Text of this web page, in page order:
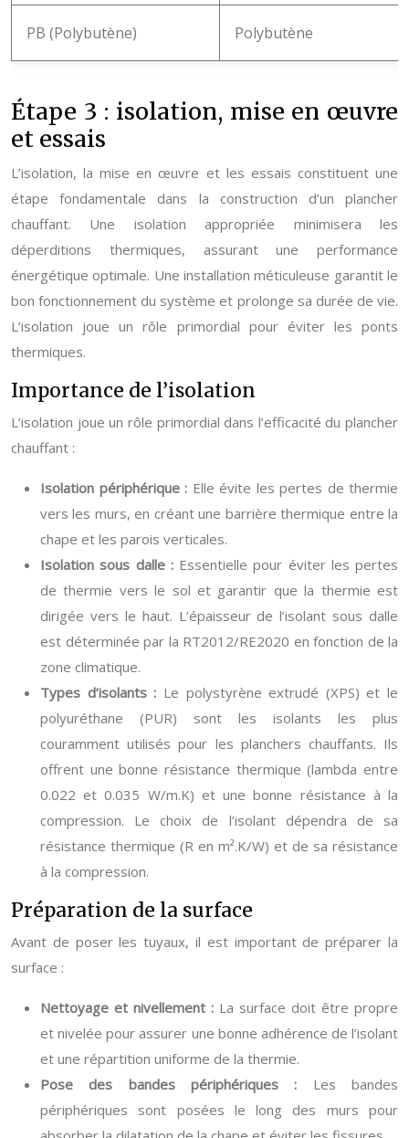
PB (Polybutène) Polybutène
Étape 3 : isolation, mise en œuvre
et essais
L’isolation, la mise en œuvre et les essais constituent une
étape fondamentale dans la construction d’un plancher
chauffant. Une isolation appropriée minimisera les
déperditions thermiques, assurant une performance
énergétique optimale. Une installation méticuleuse garantit le
bon fonctionnement du système et prolonge sa durée de vie.
L’isolation joue un rôle primordial pour éviter les ponts
thermiques.
Importance de l’isolation
L’isolation joue un rôle primordial dans l’efficacité du plancher
chauffant :
Isolation périphérique : Elle évite les pertes de thermie
vers les murs, en créant une barrière thermique entre la
chape et les parois verticales.
Isolation sous dalle : Essentielle pour éviter les pertes
de thermie vers le sol et garantir que la thermie est
dirigée vers le haut. L’épaisseur de l’isolant sous dalle
est déterminée par la RT2012/RE2020 en fonction de la
zone climatique.
Types d’isolants : Le polystyrène extrudé (XPS) et le
polyuréthane (PUR) sont les isolants les plus
couramment utilisés pour les planchers chauffants. Ils
offrent une bonne résistance thermique (lambda entre
0.022 et 0.035 W/m.K) et une bonne résistance à la
compression. Le choix de l’isolant dépendra de sa
résistance thermique (R en m².K/W) et de sa résistance
à la compression.
Préparation de la surface
Avant de poser les tuyaux, il est important de préparer la
surface :
Nettoyage et nivellement : La surface doit être propre
et nivelée pour assurer une bonne adhérence de l’isolant
et une répartition uniforme de la thermie.
Pose des bandes périphériques : Les bandes
périphériques sont posées le long des murs pour